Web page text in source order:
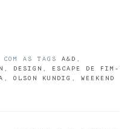
COM AS TAGS A&D ,
, DESIGN , ESCAPE DE FIM-
, OLSON KUNDIG , WEEKEND